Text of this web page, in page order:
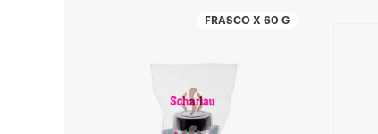
FRASCO X 60 G